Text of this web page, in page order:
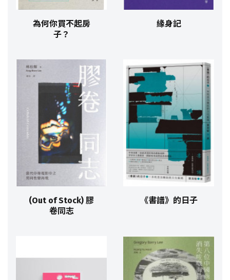
為何你買不起房
子？
緣身記
(Out of Stock) 膠
卷同志
《書譜》的日子